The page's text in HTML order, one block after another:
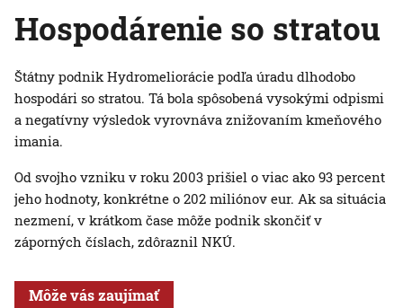
Hospodárenie so stratou
Štátny podnik Hydromeliorácie podľa úradu dlhodobo
hospodári so stratou. Tá bola spôsobená vysokými odpismi
a negatívny výsledok vyrovnáva znižovaním kmeňového
imania.
Od svojho vzniku v roku 2003 prišiel o viac ako 93 percent
jeho hodnoty, konkrétne o 202 miliónov eur. Ak sa situácia
nezmení, v krátkom čase môže podnik skončiť v
záporných číslach, zdôraznil NKÚ.
Môže vás zaujímať